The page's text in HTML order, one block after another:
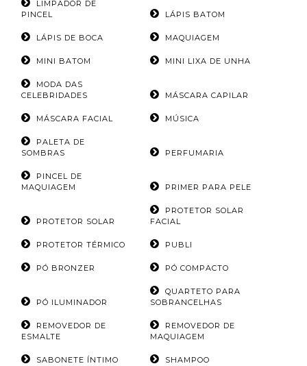
LIMPADOR DE
PINCEL
LÁPIS BATOM
LÁPIS DE BOCA MAQUIAGEM
MINI BATOM MINI LIXA DE UNHA
MODA DAS
CELEBRIDADES
MÁSCARA CAPILAR
MÁSCARA FACIAL MÚSICA
PALETA DE
SOMBRAS
PERFUMARIA
PINCEL DE
MAQUIAGEM
PRIMER PARA PELE
PROTETOR SOLAR
PROTETOR SOLAR
FACIAL
PROTETOR TÉRMICO PUBLI
PÓ BRONZER PÓ COMPACTO
PÓ ILUMINADOR
QUARTETO PARA
SOBRANCELHAS
REMOVEDOR DE
ESMALTE
REMOVEDOR DE
MAQUIAGEM
SABONETE ÍNTIMO SHAMPOO